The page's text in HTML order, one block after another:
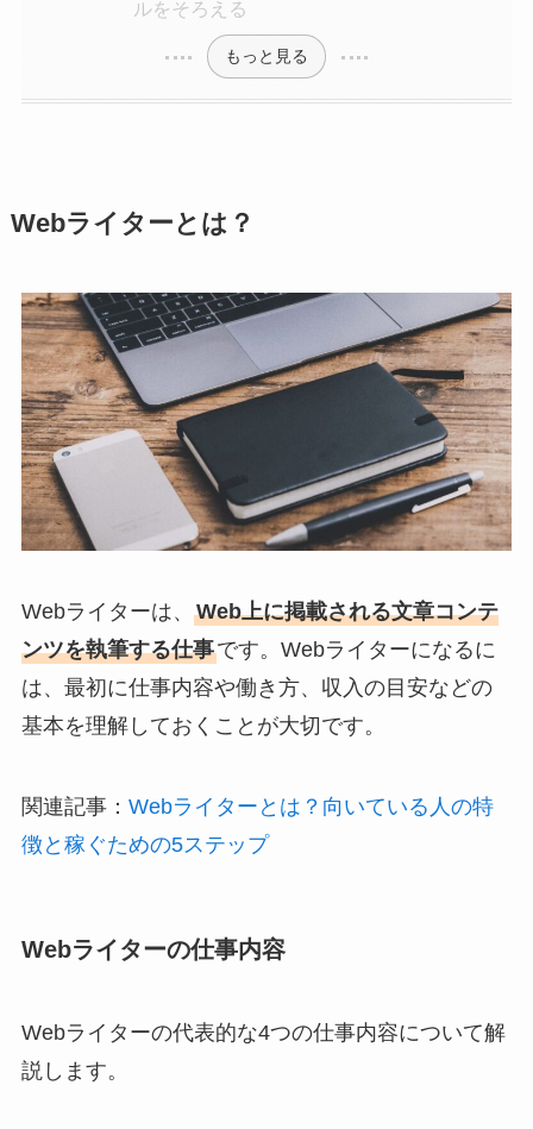
ルをそろえる
もっと見る
Webライターとは？
Webライターは、 Web上に掲載される文章コンテ
ンツを執筆する仕事です。Webライターになるに
は、最初に仕事内容や働き方、収入の目安などの
基本を理解しておくことが大切です。
関連記事： Webライターとは？向いている人の特
徴と稼ぐための5ステップ
Webライターの仕事内容
Webライターの代表的な4つの仕事内容について解
説します。